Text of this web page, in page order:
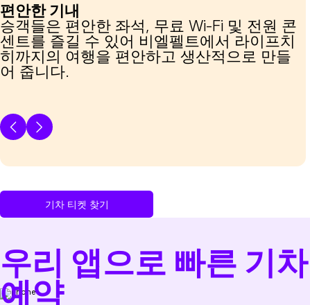
편안한 기내
승객들은 편안한 좌석, 무료 Wi-Fi 및 전원 콘
센트를 즐길 수 있어 비엘펠트에서 라이프치
히까지의 여행을 편안하고 생산적으로 만들
어 줍니다.
기차 티켓 찾기
우리 앱으로 빠른 기차
예약